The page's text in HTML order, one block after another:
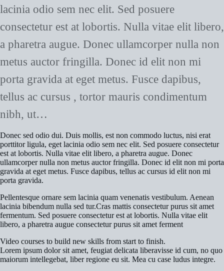
lacinia odio sem nec elit. Sed posuere
consectetur est at lobortis. Nulla vitae elit libero,
a pharetra augue. Donec ullamcorper nulla non
metus auctor fringilla. Donec id elit non mi
porta gravida at eget metus. Fusce dapibus,
tellus ac cursus , tortor mauris condimentum
nibh, ut…
Donec sed odio dui. Duis mollis, est non commodo luctus, nisi erat
porttitor ligula, eget lacinia odio sem nec elit. Sed posuere consectetur
est at lobortis. Nulla vitae elit libero, a pharetra augue. Donec
ullamcorper nulla non metus auctor fringilla. Donec id elit non mi porta
gravida at eget metus. Fusce dapibus, tellus ac cursus id elit non mi
porta gravida.
Pellentesque ornare sem lacinia quam venenatis vestibulum. Aenean
lacinia bibendum nulla sed tur.Cras mattis consectetur purus sit amet
fermentum. Sed posuere consectetur est at lobortis. Nulla vitae elit
libero, a pharetra augue consectetur purus sit amet ferment
Video courses to build new skills from start to finish.
Lorem ipsum dolor sit amet, feugiat delicata liberavisse id cum, no quo
maiorum intellegebat, liber regione eu sit. Mea cu case ludus integre.